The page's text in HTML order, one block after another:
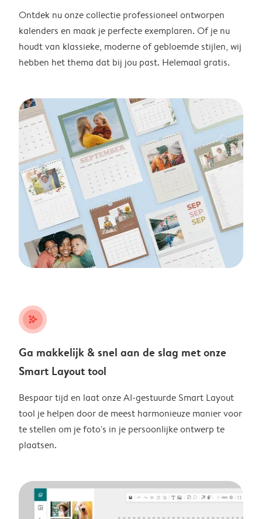
Ontdek nu onze collectie professioneel ontworpen
kalenders en maak je perfecte exemplaren. Of je nu
houdt van klassieke, moderne of gebloemde stijlen, wij
hebben het thema dat bij jou past. Helemaal gratis.
stars_plus
Ga makkelijk & snel aan de slag met onze
Smart Layout tool
Bespaar tijd en laat onze AI-gestuurde Smart Layout
tool je helpen door de meest harmonieuze manier voor
te stellen om je foto's in je persoonlijke ontwerp te
plaatsen.